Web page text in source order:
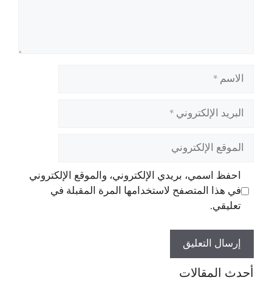
الاسم
البريد
الإلكتروني
الموقع
الإلكتروني
احفظ اسمي، بريدي الإلكتروني، والموقع الإلكتروني
في هذا المتصفح لاستخدامها المرة المقبلة في
تعليقي.
أحدث المقالات